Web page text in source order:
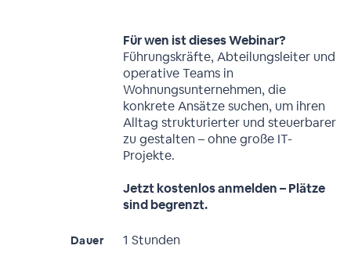
Für wen ist dieses Webinar?
Führungskräfte, Abteilungsleiter und
operative Teams in
Wohnungsunternehmen, die
konkrete Ansätze suchen, um ihren
Alltag strukturierter und steuerbarer
zu gestalten – ohne große IT-
Projekte.
Jetzt kostenlos anmelden – Plätze
sind begrenzt.
Dauer 1 Stunden